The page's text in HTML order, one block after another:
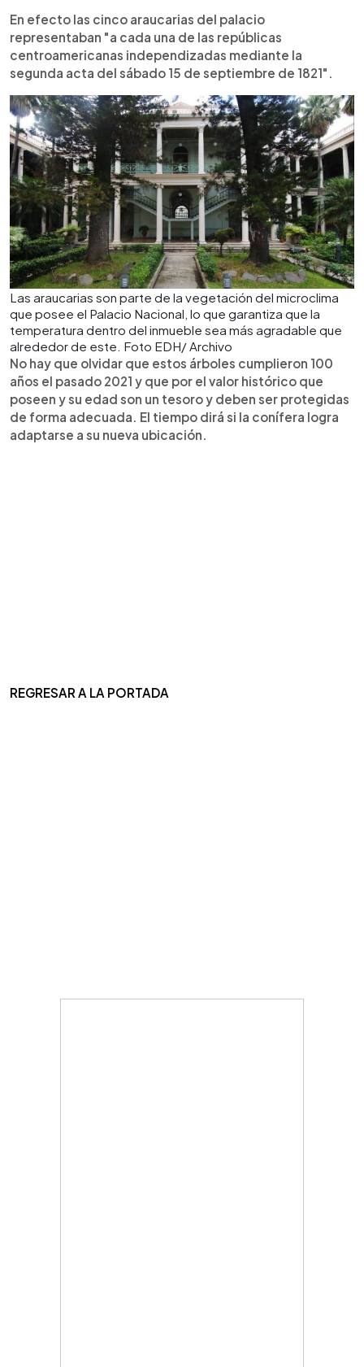
En efecto las cinco araucarias del palacio
representaban "a cada una de las repúblicas
centroamericanas independizadas mediante la
segunda acta del sábado 15 de septiembre de 1821".
Las araucarias son parte de la vegetación del microclima
que posee el Palacio Nacional, lo que garantiza que la
temperatura dentro del inmueble sea más agradable que
alrededor de este. Foto EDH/ Archivo
No hay que olvidar que estos árboles cumplieron 100
años el pasado 2021 y que por el valor histórico que
poseen y su edad son un tesoro y deben ser protegidas
de forma adecuada. El tiempo dirá si la conífera logra
adaptarse a su nueva ubicación.
REGRESAR A LA PORTADA